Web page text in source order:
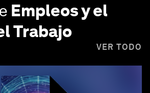
Empleos y el
Trabajo
VER TODO